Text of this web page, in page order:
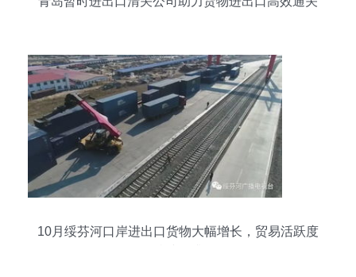
10月绥芬河口岸进出口货物大幅增长，贸易活跃度